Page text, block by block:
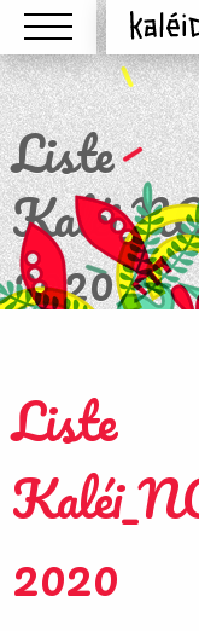
Menu
Liste
2020
Liste
2020